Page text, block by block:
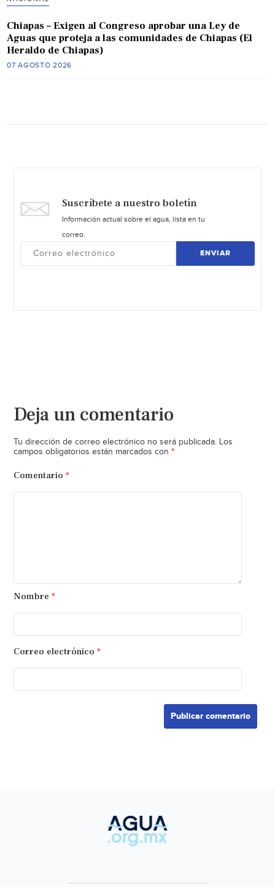
Chiapas – Exigen al Congreso aprobar una Ley de
Aguas que proteja a las comunidades de Chiapas (El
Heraldo de Chiapas)
07 AGOSTO 2026
Suscríbete a nuestro boletín
Información actual sobre el agua, lista en tu
correo.
ENVIAR
Deja un comentario
Tu dirección de correo electrónico no será publicada. Los
campos obligatorios están marcados con *
Comentario *
Nombre *
Correo electrónico *